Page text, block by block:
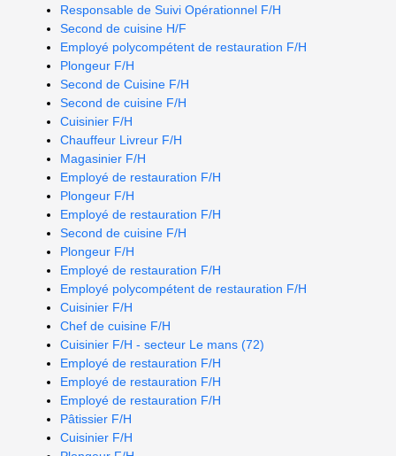
Responsable de Suivi Opérationnel F/H
Second de cuisine H/F
Employé polycompétent de restauration F/H
Plongeur F/H
Second de Cuisine F/H
Second de cuisine F/H
Cuisinier F/H
Chauffeur Livreur F/H
Magasinier F/H
Employé de restauration F/H
Plongeur F/H
Employé de restauration F/H
Second de cuisine F/H
Plongeur F/H
Employé de restauration F/H
Employé polycompétent de restauration F/H
Cuisinier F/H
Chef de cuisine F/H
Cuisinier F/H - secteur Le mans (72)
Employé de restauration F/H
Employé de restauration F/H
Employé de restauration F/H
Pâtissier F/H
Cuisinier F/H